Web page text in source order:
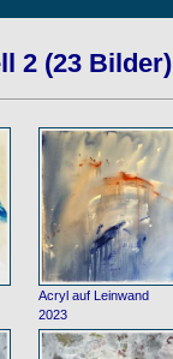
2 (23 Bilder)
Acryl auf Leinwand
2023